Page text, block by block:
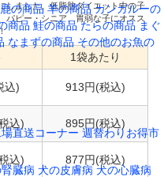
鹿の商品 羊の商品 カンガルーの
商品 鮭の商品 たらの商品 まぐ
なまずの商品 その他のお魚の
直送コーナー 週替わりお得市
臓病 犬の皮膚病 犬の心臓病
しました。低脂肪ダイエット中の子
パピー・シニア、胃弱な子にオスス
1袋あたり
込) 913円(税込)
込) 895円(税込)
込) 877円(税込)